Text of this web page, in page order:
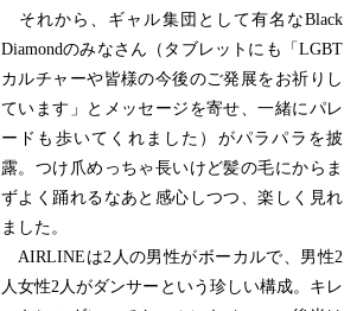
それから、ギャル集団として有名なBlack
Diamondのみなさん（タブレットにも「LGBT
カルチャーや皆様の今後のご発展をお祈りし
ています」とメッセージを寄せ、一緒にパレ
ードも歩いてくれました）がパラパラを披
露。つけ爪めっちゃ長いけど髪の毛にからま
ずよく踊れるなあと感心しつつ、楽しく見れ
ました。
AIRLINEは2人の男性がボーカルで、男性2
人女性2人がダンサーという珍しい構成。キレ